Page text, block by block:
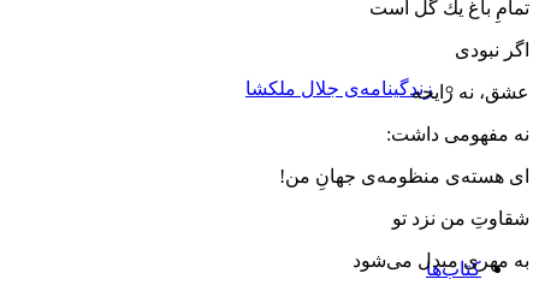
زندگینامه‌ی جلال ملکشا
کتاب‌ها
تمامِ باغ یك گل است
اگر نبودی
عشق، نه رایحه
نه مفهومی ‌داشت:
ای هسته‌ی منظومه‌ی جهانِ من!
شقاوتِ من نزد تو
به مهری مبدل می‌شود